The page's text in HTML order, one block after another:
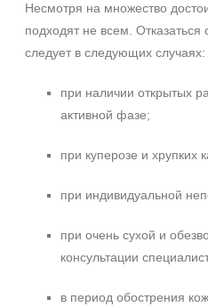
Несмотря на множество
подходят не всем. Отказаться
следует в следующих случаях:
при наличии открытых
активной фазе;
при куперозе и хрупких
при индивидуальной
при очень сухой и
консультации
в период обострения